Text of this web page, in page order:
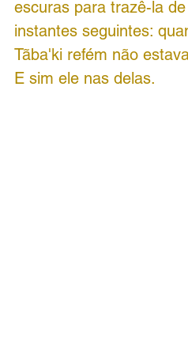
escuras para trazê-la
instantes seguintes:
Tãba'ki refém não
E sim ele nas delas.